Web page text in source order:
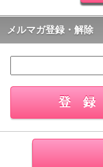
メルマガ登録・解除